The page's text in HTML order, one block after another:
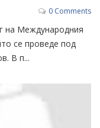
0 Comments
на Международния
се проведе под
В п...